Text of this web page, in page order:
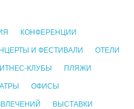
КОНФЕРЕНЦИИ
И ФЕСТИВАЛИ ОТЕЛИ
КЛУБЫ ПЛЯЖИ
ОФИСЫ
ВЫСТАВКИ